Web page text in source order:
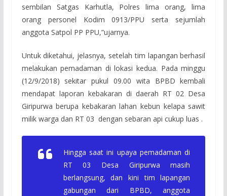
sembilan Satgas Karhutla, Polres lima orang, lima
orang personel Kodim 0913/PPU serta sejumlah
anggota Satpol PP PPU,”ujarnya.
Untuk diketahui, jelasnya, setelah tim lapangan berhasil
melakukan pemadaman di lokasi kedua. Pada minggu
(12/9/2018) sekitar pukul 09.00 wita BPBD kembali
mendapat laporan kebakaran di daerah RT 02 Desa
Giripurwa berupa kebakaran lahan kebun kelapa sawit
milik warga dan RT 03 dengan sebaran api cukup luas .
Hingga saat ini upaya pemadaman di
RT 03 Desa Giripurwa masih
berlangsung, dan kini tim lapangan
gabungan dari BPBD, anggota